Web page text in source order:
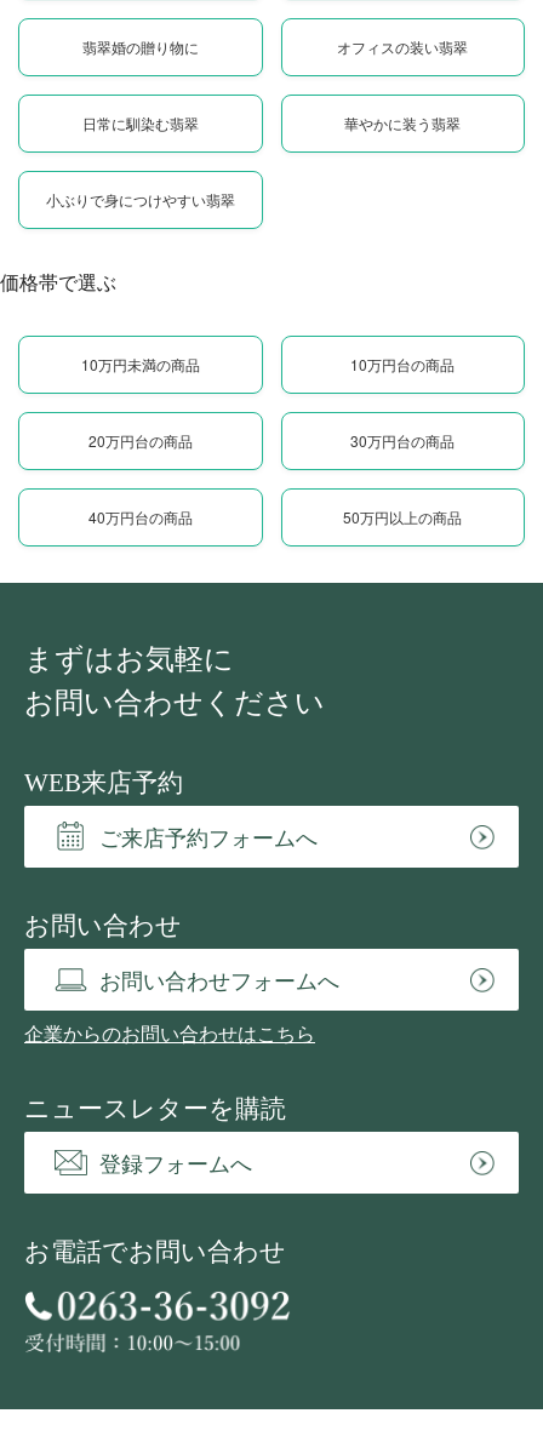
翡翠婚の贈り物に オフィスの装い翡翠
日常に馴染む翡翠 華やかに装う翡翠
小ぶりで身につけやすい翡翠
価格帯で選ぶ
10万円未満の商品 10万円台の商品
20万円台の商品 30万円台の商品
40万円台の商品 50万円以上の商品
まずはお気軽に
お問い合わせください
WEB来店予約
ご来店予約フォームへ
お問い合わせ
お問い合わせフォームへ
企業からのお問い合わせはこちら
ニュースレターを購読
登録フォームへ
お電話でお問い合わせ